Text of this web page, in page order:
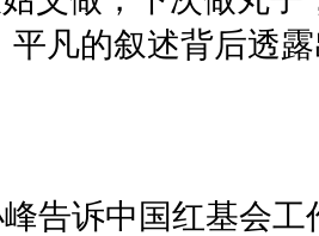
凡的叙述背后透
峰告诉中国红基会